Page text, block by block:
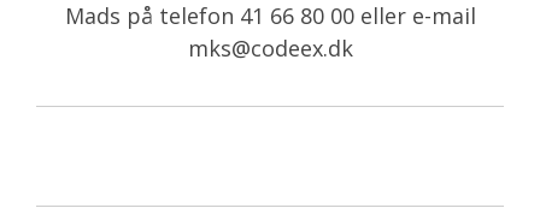
Mads på telefon 41 66 80 00 eller e-mail
mks@codeex.dk